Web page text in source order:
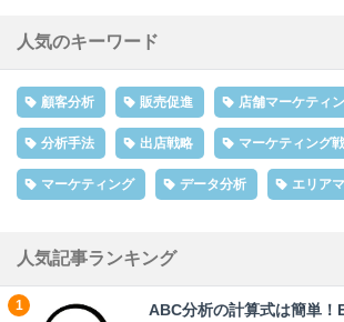
人気のキーワード
顧客分析 販売促進 店舗マーケティ
分析手法 出店戦略 マーケティング
マーケティング データ分析 エリア
人気記事ランキング
ABC分析の計算式は簡単！